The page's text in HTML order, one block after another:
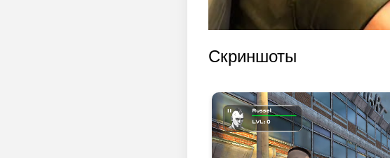
Скриншоты